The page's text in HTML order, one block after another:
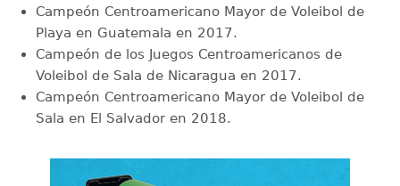
Campeón Centroamericano Mayor de Voleibol de
Playa en Guatemala en 2017.
Campeón de los Juegos Centroamericanos de
Voleibol de Sala de Nicaragua en 2017.
Campeón Centroamericano Mayor de Voleibol de
Sala en El Salvador en 2018.